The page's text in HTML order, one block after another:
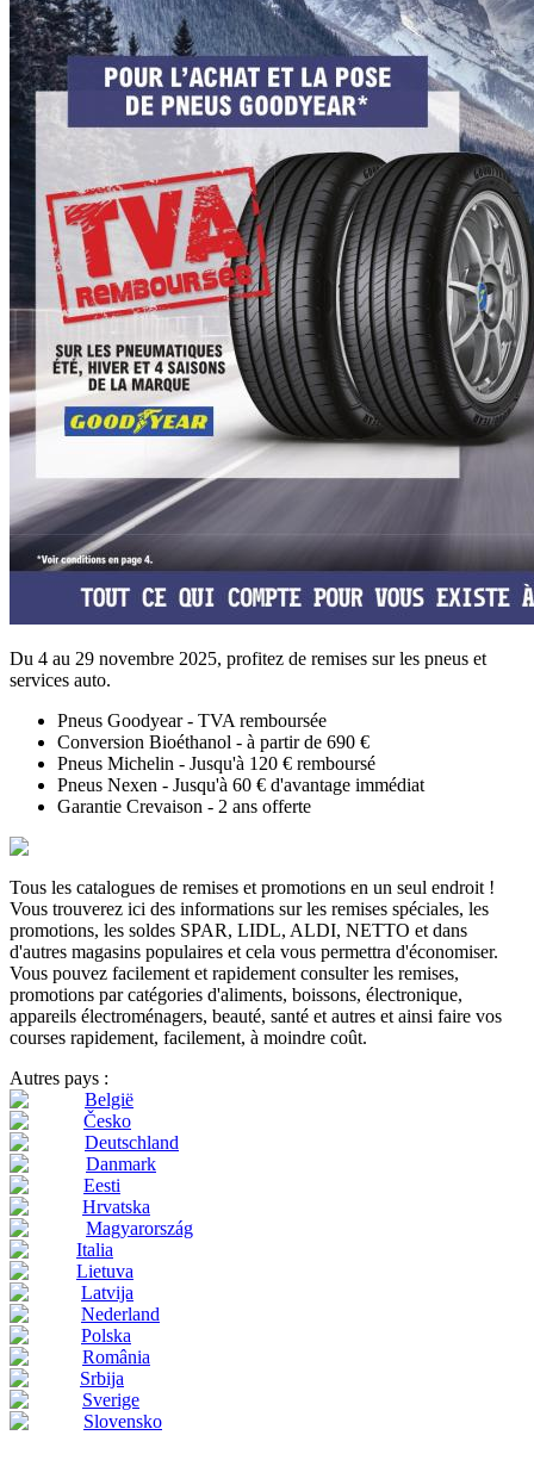
Du 4 au 29 novembre 2025, profitez de remises sur les pneus et
services auto.
Pneus Goodyear - TVA remboursée
Conversion Bioéthanol - à partir de 690 €
Pneus Michelin - Jusqu'à 120 € remboursé
Pneus Nexen - Jusqu'à 60 € d'avantage immédiat
Garantie Crevaison - 2 ans offerte
Tous les catalogues de remises et promotions en un seul endroit !
Vous trouverez ici des informations sur les remises spéciales, les
promotions, les soldes SPAR, LIDL, ALDI, NETTO et dans
d'autres magasins populaires et cela vous permettra d'économiser.
Vous pouvez facilement et rapidement consulter les remises,
promotions par catégories d'aliments, boissons, électronique,
appareils électroménagers, beauté, santé et autres et ainsi faire vos
courses rapidement, facilement, à moindre coût.
Autres pays :
België
Česko
Deutschland
Danmark
Eesti
Hrvatska
Magyarország
Italia
Lietuva
Latvija
Nederland
Polska
România
Srbija
Sverige
Slovensko